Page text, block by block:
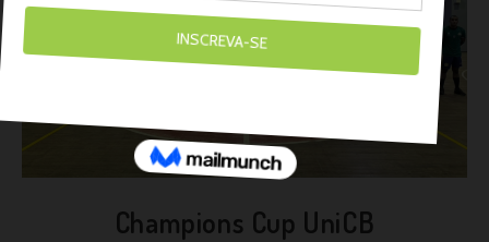
Champions Cup UniCB